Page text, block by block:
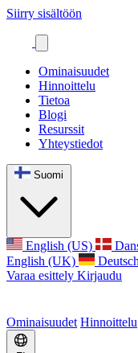
Siirry sisältöön
Ominaisuudet
Hinnoittelu
Tietoa
Blogi
Resurssit
Yhteystiedot
Suomi
English (US)
English (UK)
Deutsch
Varaa esittely Kirjaudu
Ominaisuudet Hinnoittelu